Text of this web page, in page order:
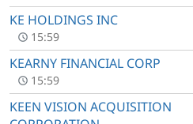
KE HOLDINGS INC
15:59
KEARNY FINANCIAL CORP
15:59
KEEN VISION ACQUISITION